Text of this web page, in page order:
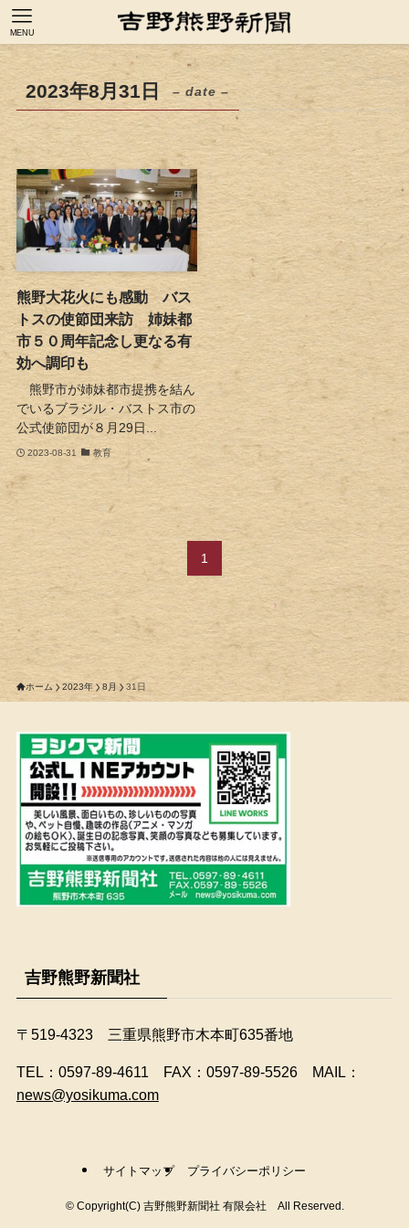
MENU
2023年8月31日 – date –
熊野大花火にも感動 バス
トスの使節団来訪 姉妹都
市５０周年記念し更なる有
効へ調印も
熊野市が姉妹都市提携を結ん
でいるブラジル・バストス市の
公式使節団が８月29日...
2023-08-31 教育
1
ホーム 2023年 8月 31日
吉野熊野新聞社
〒519-4323 三重県熊野市木本町635番地
​TEL：0597-89-4611 FAX：0597-89-5526 MAIL：
news@yosikuma.com
サイトマップ プライバシーポリシー
©Copyright(C) 吉野熊野新聞社 有限会社 All Reserved.